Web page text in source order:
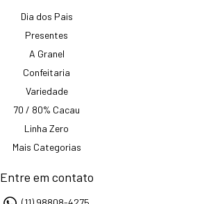
Dia dos Pais
Presentes
A Granel
Confeitaria
Variedade
70 / 80% Cacau
Linha Zero
Mais Categorias
Entre em contato